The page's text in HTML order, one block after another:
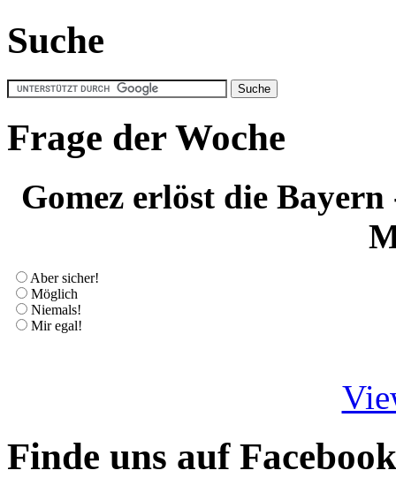
Suche
Frage der Woche
Gomez erlöst die
Aber sicher!
Möglich
Niemals!
Mir egal!
Finde uns auf Facebook